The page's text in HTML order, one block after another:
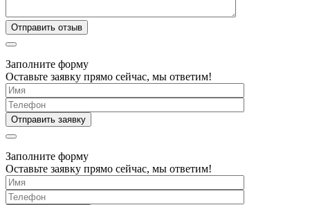
Заполните форму
Оставьте заявку прямо сейчас, мы ответим!
Заполните форму
Оставьте заявку прямо сейчас, мы ответим!